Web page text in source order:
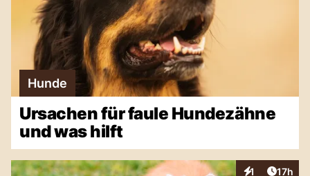
Hunde
Ursachen für faule Hundezähne
und was hilft
1 Artikel
17h